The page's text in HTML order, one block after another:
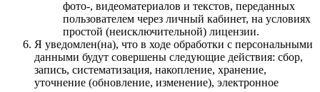
фото-, видеоматериалов и текстов, переданных
пользователем через личный кабинет, на условиях
простой (неисключительной) лицензии.
Я уведомлен(на), что в ходе обработки с персональными
данными будут совершены следующие действия: сбор,
запись, систематизация, накопление, хранение,
уточнение (обновление, изменение), электронное